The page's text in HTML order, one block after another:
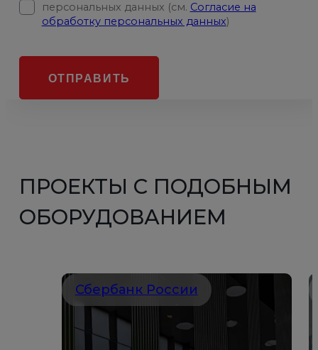
персональных данных (см. Согласие на
обработку персональных данных)
ОТПРАВИТЬ
ПРОЕКТЫ С ПОДОБНЫМ
ОБОРУДОВАНИЕМ
Сбербанк России